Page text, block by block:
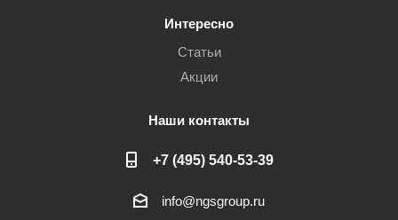
Интересно
Статьи
Акции
Наши контакты
+7 (495) 540-53-39
info@ngsgroup.ru